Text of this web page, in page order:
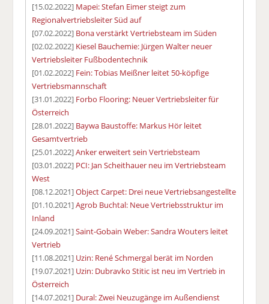
[15.02.2022] Mapei: Stefan Eimer steigt zum
Regionalvertriebsleiter Süd auf
[07.02.2022] Bona verstärkt Vertriebsteam im Süden
[02.02.2022] Kiesel Bauchemie: Jürgen Walter neuer
Vertriebsleiter Fußbodentechnik
[01.02.2022] Fein: Tobias Meißner leitet 50-köpfige
Vertriebsmannschaft
[31.01.2022] Forbo Flooring: Neuer Vertriebsleiter für
Österreich
[28.01.2022] Baywa Baustoffe: Markus Hör leitet
Gesamtvertrieb
[25.01.2022]Anker erweitert sein Vertriebsteam
[03.01.2022] PCI: Jan Scheithauer neu im Vertriebsteam
West
[08.12.2021]Object Carpet: Drei neue Vertriebsangestellte
[01.10.2021]Agrob Buchtal: Neue Vertriebsstruktur im
Inland
[24.09.2021]Saint-Gobain Weber: Sandra Wouters leitet
Vertrieb
[11.08.2021] Uzin: René Schmergal berät im Norden
[19.07.2021] Uzin: Dubravko Stitic ist neu im Vertrieb in
Österreich
[14.07.2021] Dural: Zwei Neuzugänge im Außendienst